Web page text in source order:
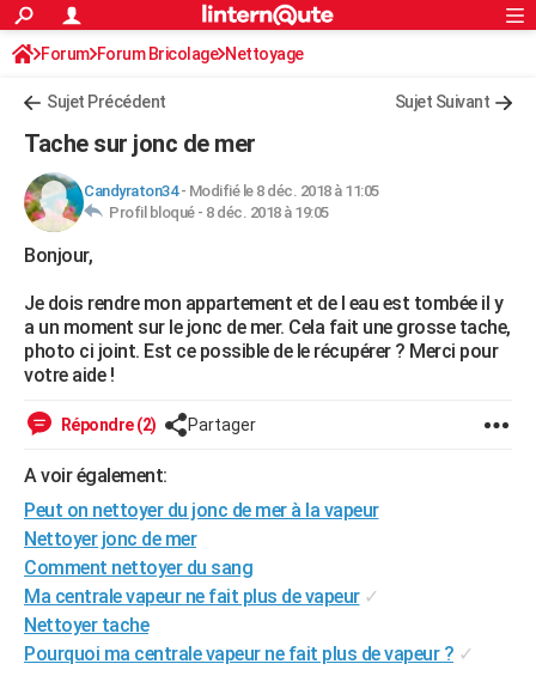
ACTUALITÉS
Politique
Société
Faits Divers
Education
Monde
Villes
+
FINANCE
Retraite
Impôts
Epargne
Immobilier
Risques naturels par ville
Banque
Assurance
Crédit
AUTO
Essais
Réserver un essai
Citadines
Berlines
SUV
Forum auto
+HIGH-TECH
Mobiles
Meilleur smartphone
Internet
Ordinateurs
Jeux vidéo
Guide high-tech
+BRICOLAGE
Forum
Aménagement intérieur
Extérieur
Cuisine
Salle de bains
Jardinage
Rangement
WEEK-END
Guides de France
Escapades
Patrimoine
Expositions
Musées
Week-end nature
LIFESTYLE
SANTE
Alimentation
Guide de la santé
Maladies
Médicaments
Sommeil
VOYAGE
Destinations
City break
Voyage nature
Voyage de noces
Forum
Climat
+PHOTO
GUIDES D'ACHAT
BONS PLANS
S'inscrire
Connexion
Forum Forum Bricolage Nettoyage
Sujet Précédent Sujet Suivant
Tache sur jonc de mer
Candyraton34- Modifié le 8 déc. 2018 à 11:05
Profil bloqué - 8 déc. 2018 à 19:05
Bonjour,
Je dois rendre mon appartement et de l eau est tombée il y
a un moment sur le jonc de mer. Cela fait une grosse tache,
photo ci joint. Est ce possible de le récupérer ? Merci pour
votre aide !
Répondre (2) Partager
A voir également:
Peut on nettoyer du jonc de mer à la vapeur
Nettoyer jonc de mer
Comment nettoyer du sang
Ma centrale vapeur ne fait plus de vapeur ✓
Nettoyer tache
Pourquoi ma centrale vapeur ne fait plus de vapeur ? ✓